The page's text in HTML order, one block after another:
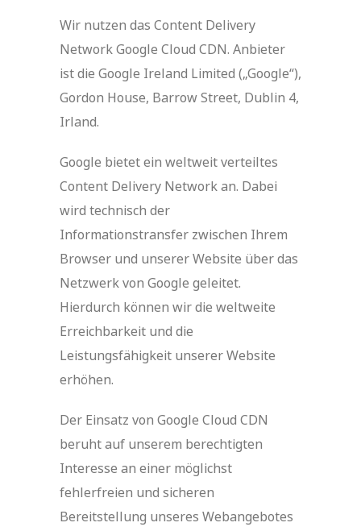
Wir nutzen das Content Delivery
Network Google Cloud CDN. Anbieter
ist die Google Ireland Limited („Google“),
Gordon House, Barrow Street, Dublin 4,
Irland.
Google bietet ein weltweit verteiltes
Content Delivery Network an. Dabei
wird technisch der
Informationstransfer zwischen Ihrem
Browser und unserer Website über das
Netzwerk von Google geleitet.
Hierdurch können wir die weltweite
Erreichbarkeit und die
Leistungsfähigkeit unserer Website
erhöhen.
Der Einsatz von Google Cloud CDN
beruht auf unserem berechtigten
Interesse an einer möglichst
fehlerfreien und sicheren
Bereitstellung unseres Webangebotes